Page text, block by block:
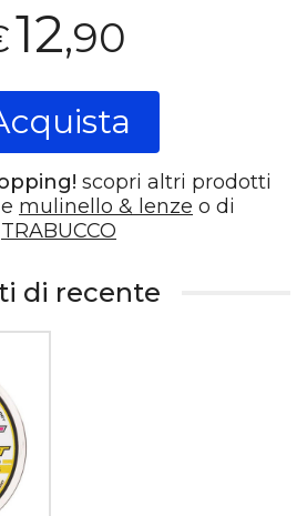
12,90
scopri altri prodotti
mulinello & lenze o di
TRABUCCO
di recente